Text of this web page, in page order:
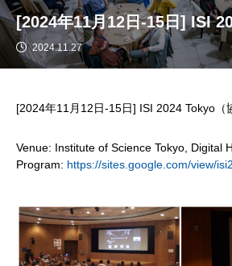
[2024年11月12日-15日] ISI
2024.11.27
[2024年11月12日-15日] ISI 2024 Tokyo（
Venue: Institute of Science Tokyo, Digital
Program: https://sites.google.com/view/